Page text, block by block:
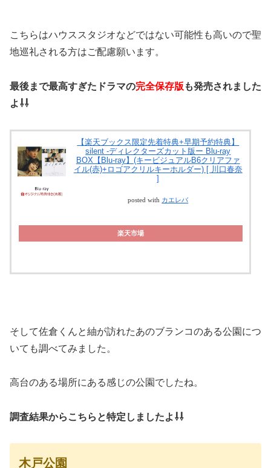
こちらはハウススタジオなどではない可能性も高いので聖
地巡礼される方はご配慮願います。
最後まで最高すぎたドラマの完全保存版 も発売されました
よ⇩⇩
【楽天ブックス限定先着特典+早期予約特典】
silent -ディレクターズカット版ー Blu-ray
BOX【Blu-ray】(キービジュアルB6クリアファ
イル(赤)+ロゴアクリルキーホルダー) [ 川口春奈
]
posted with カエレバ
楽天市場
そして佐倉くんと紬が訪れたあのブランコのある公園につ
いても調べてみました。
高台のある場所にある感じの公園でしたね。
調査結果からこちらと特定しましたよ⇩⇩
木戸公園